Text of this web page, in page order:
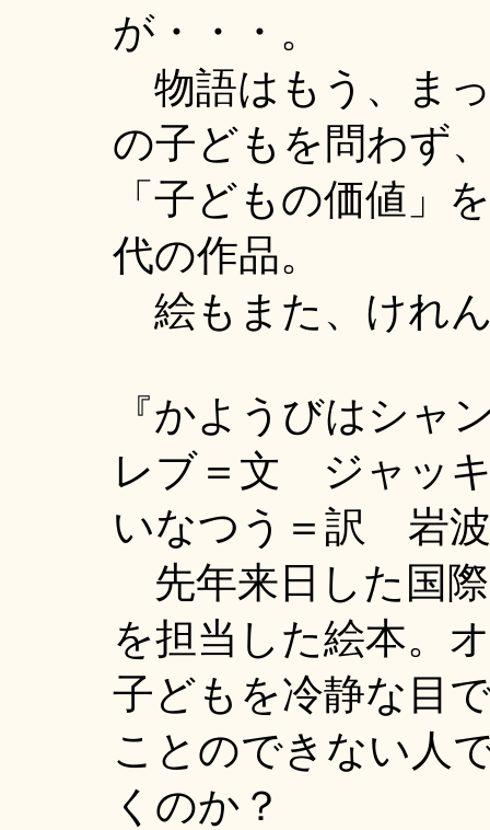
が・・・。
物語はもう、ま
の子どもを問わず
「子どもの価値」
代の作品。
絵もまた、けれ
『かようびはシャ
レブ＝文 ジャッ
いなつう＝訳 岩
先年来日した国
を担当した絵本。
子どもを冷静な目
ことのできない人
くのか？